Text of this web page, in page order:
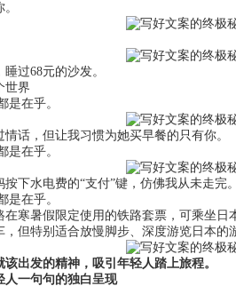
过68元的沙发。
世界
是在乎。
话，但让我习惯为她买早餐的只有你。
是在乎。
下水电费的“支付”键，仿佛我从未走完。
是在乎。
在寒暑假限定使用的铁路套票，可乘坐
但特别适合放慢脚步、深度游览日本的
出发的精神，吸引年轻人踏上旅程。
人一句句的独白呈现